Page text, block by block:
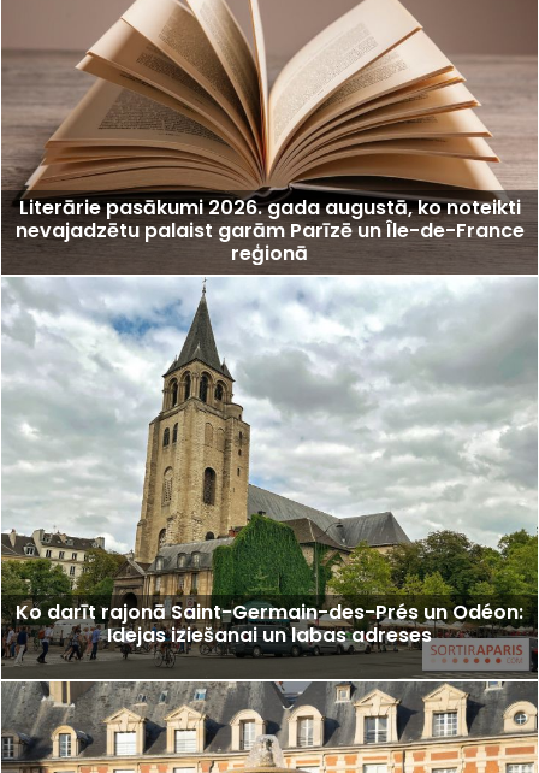
Literārie pasākumi 2026. gada augustā, ko noteikti
nevajadzētu palaist garām Parīzē un Île-de-France
reģionā
Ko darīt rajonā Saint-Germain-des-Prés un Odéon:
Idejas iziešanai un labas adreses